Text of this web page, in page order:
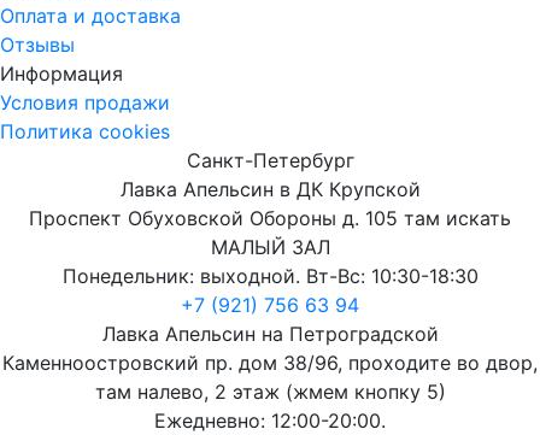
Оплата и доставка
Отзывы
Информация
Условия продажи
Политика cookies
Санкт-Петербург
Лавка Апельсин в ДК Крупской
Проспект Обуховской Обороны д. 105 там искать
МАЛЫЙ ЗАЛ
Понедельник: выходной. Вт-Вс: 10:30-18:30
+7 (921) 756 63 94
Лавка Апельсин на Петроградской
Каменноостровский пр. дом 38/96, проходите во двор,
там налево, 2 этаж (жмем кнопку 5)
Ежедневно: 12:00-20:00.